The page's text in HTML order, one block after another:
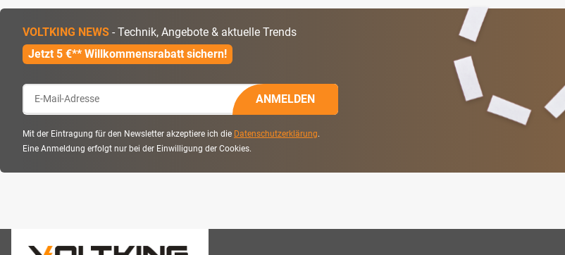
VOLTKING NEWS - Technik, Angebote & aktuelle Trends
Jetzt 5 €** Willkommensrabatt sichern!
ANMELDEN
Mit der Eintragung für den Newsletter akzeptiere ich die Datenschutzerklärung.
Eine Anmeldung erfolgt nur bei der Einwilligung der Cookies.